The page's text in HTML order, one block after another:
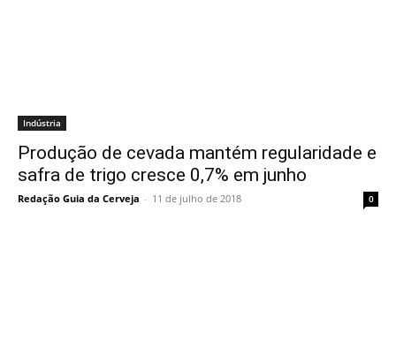
Indústria
Produção de cevada mantém regularidade e
safra de trigo cresce 0,7% em junho
Redação Guia da Cerveja - 11 de julho de 2018 0